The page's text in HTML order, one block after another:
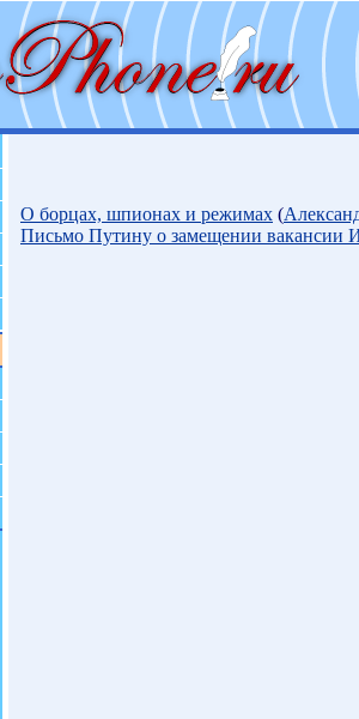
О борцах, шпионах и режимах (
Письмо Путину о замещении вакансии